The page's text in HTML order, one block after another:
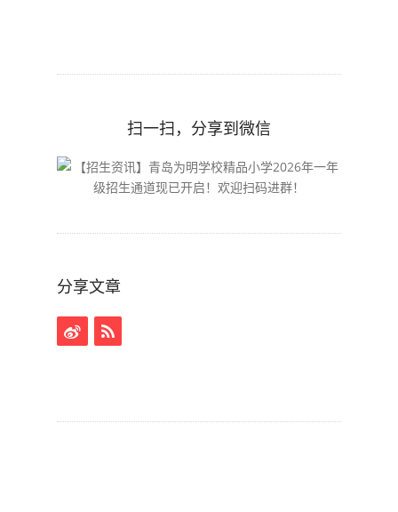
扫一扫，分享到微信
分享文章